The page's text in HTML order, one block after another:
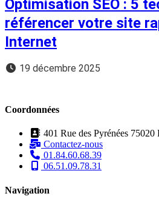
Optimisation SEO : 5
référencer votre site
Internet
19 décembre 2025
Coordonnées
401 Rue des Pyrénées 75020
Contactez-nous
01.84.60.68.39
06.51.09.78.31
Navigation